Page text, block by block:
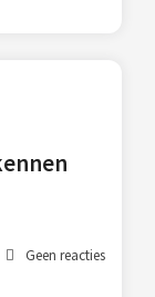
Geen reacties